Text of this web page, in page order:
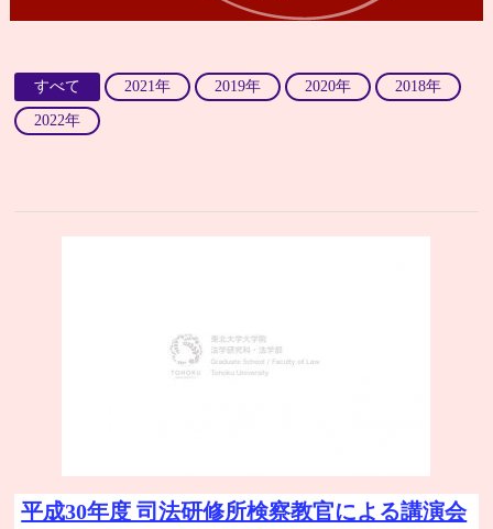
すべて 2021年 2019年 2020年 2018年
2022年
平成30年度 司法研修所検察教官による講演会